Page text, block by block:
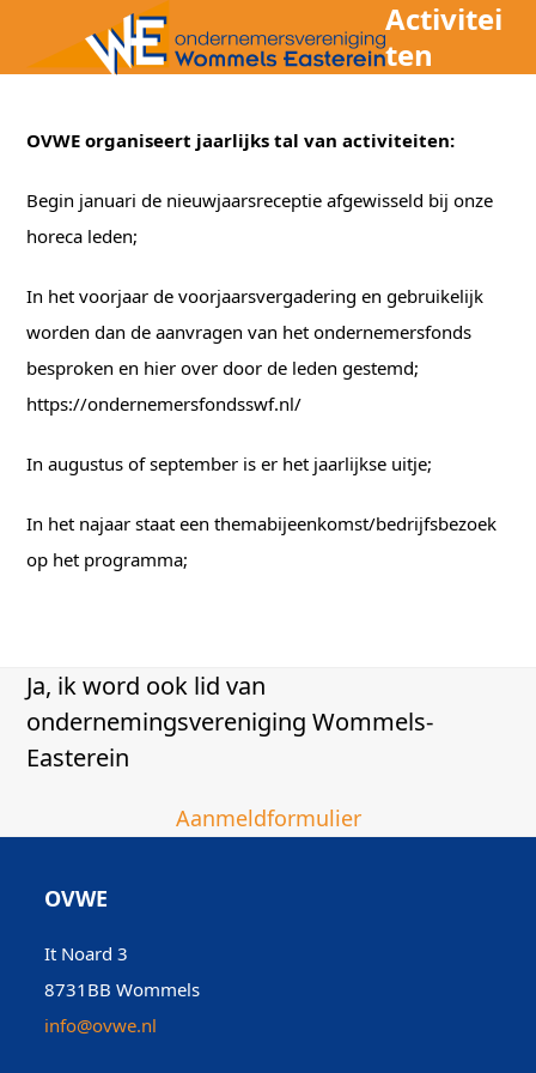
mobile
mobile
Activitei
ten
OVWE organiseert jaarlijks tal van activiteiten:
Begin januari de nieuwjaarsreceptie afgewisseld bij onze
horeca leden;
In het voorjaar de voorjaarsvergadering en gebruikelijk
worden dan de aanvragen van het ondernemersfonds
besproken en hier over door de leden gestemd;
https://ondernemersfondsswf.nl/
In augustus of september is er het jaarlijkse uitje;
In het najaar staat een themabijeenkomst/bedrijfsbezoek
op het programma;
Ja, ik word ook lid van
ondernemingsvereniging Wommels-
Easterein
Aanmeldformulier
OVWE
It Noard 3
8731BB Wommels
info@ovwe.nl